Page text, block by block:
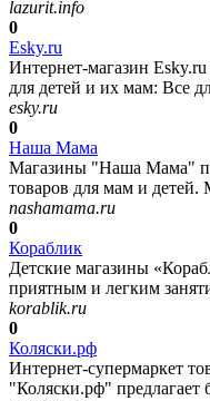
lazurit.info
0
Esky.ru
Интернет-магазин
для детей и их мам: Все
esky.ru
0
Наша Мама
Магазины "Наша Мама"
товаров для мам и
nashamama.ru
0
Кораблик
Детские магазины
приятным и легким
korablik.ru
0
Коляски.рф
Интернет-супермаркет
"Коляски.рф" предлагает